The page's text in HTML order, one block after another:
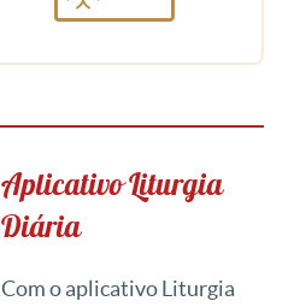
Aplicativo Liturgia
Diária
Com o aplicativo Liturgia